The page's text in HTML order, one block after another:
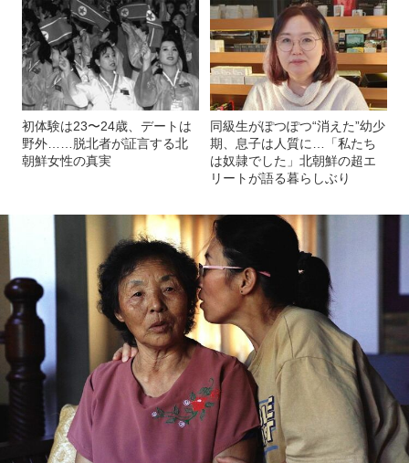
初体験は23〜24歳、デートは
野外……脱北者が証言する北
朝鮮女性の真実
同級生がぽつぽつ“消えた”幼少
期、息子は人質に…「私たち
は奴隷でした」北朝鮮の超エ
リートが語る暮らしぶり